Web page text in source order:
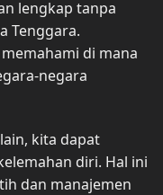
lengkap tanpa
Tenggara.
di mana
negara
kita dapat
diri. Hal ini
dan manajemen